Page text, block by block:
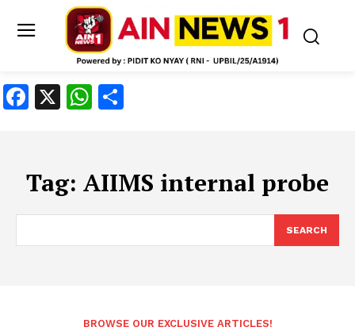
Facebook
X WhatsApp
Tag: AIIMS internal probe
SEARCH
BROWSE OUR EXCLUSIVE ARTICLES!